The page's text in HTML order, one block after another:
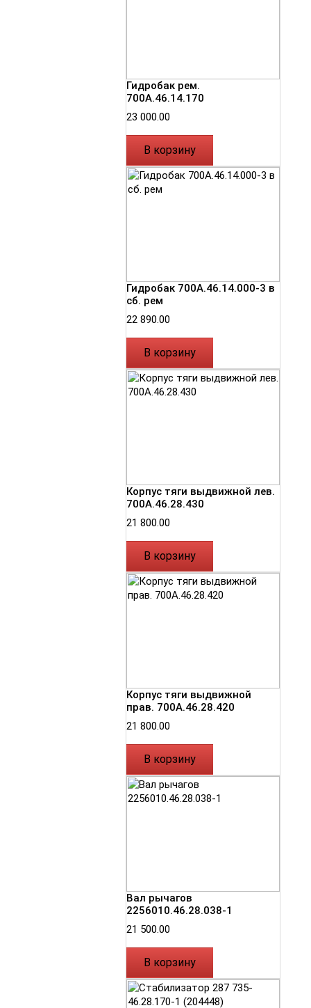
Гидробак рем.
700А.46.14.170
23 000.00
В корзину
Гидробак 700А.46.14.000-3 в
сб. рем
22 890.00
В корзину
Корпус тяги выдвижной лев.
700А.46.28.430
21 800.00
В корзину
Корпус тяги выдвижной
прав. 700А.46.28.420
21 800.00
В корзину
Вал рычагов
2256010.46.28.038-1
21 500.00
В корзину